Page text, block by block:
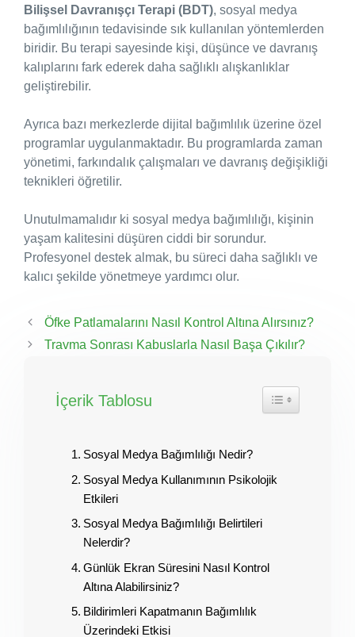
Bilişsel Davranışçı Terapi (BDT), sosyal medya
bağımlılığının tedavisinde sık kullanılan yöntemlerden
biridir. Bu terapi sayesinde kişi, düşünce ve davranış
kalıplarını fark ederek daha sağlıklı alışkanlıklar
geliştirebilir.
Ayrıca bazı merkezlerde dijital bağımlılık üzerine özel
programlar uygulanmaktadır. Bu programlarda zaman
yönetimi, farkındalık çalışmaları ve davranış değişikliği
teknikleri öğretilir.
Unutulmamalıdır ki sosyal medya bağımlılığı, kişinin
yaşam kalitesini düşüren ciddi bir sorundur.
Profesyonel destek almak, bu süreci daha sağlıklı ve
kalıcı şekilde yönetmeye yardımcı olur.
Öfke Patlamalarını Nasıl Kontrol Altına Alırsınız?
Travma Sonrası Kabuslarla Nasıl Başa Çıkılır?
İçerik Tablosu
Sosyal Medya Bağımlılığı Nedir?
Sosyal Medya Kullanımının Psikolojik
Etkileri
Sosyal Medya Bağımlılığı Belirtileri
Nelerdir?
Günlük Ekran Süresini Nasıl Kontrol
Altına Alabilirsiniz?
Bildirimleri Kapatmanın Bağımlılık
Üzerindeki Etkisi